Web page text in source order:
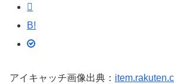
B!
アイキャッチ画像出典：